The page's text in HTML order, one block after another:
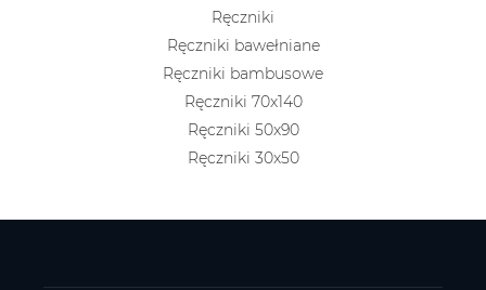
Ręczniki
Ręczniki bawełniane
Ręczniki bambusowe
Ręczniki 70x140
Ręczniki 50x90
Ręczniki 30x50